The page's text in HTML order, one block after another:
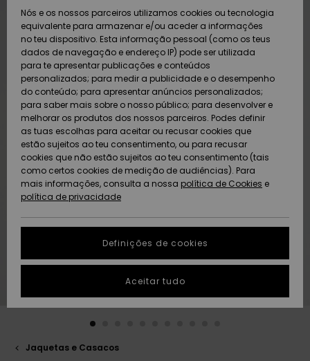
Calçado e
chinelos
Surfe/água
Snow
Artigos
recém-
chegados
Coleções
Calçado e
chinelos
Surfe/água
Neve
Artigos
recém-
chegados
Highlights
Highlights
Snow
SURF
Highlights
Community
SNOW
Criança
Snow Shop
Feminino
Highlights
Community
DUPLA
PROMO
Outlet
Mulher
AJUDA
Pagamento
Cartão
presente
Quiksilver
Freedom
Protecção de
dados
Guia de
tamanhos
conversa para
obteres a
resposta mais
SUSTAINABILITY
PRESENTE
DESEJO
Jaquetas e Casacos
Nós e os nossos parceiros utilizamos cookies ou tecnologia
equivalente para armazenar e/ou aceder a informações
no teu dispositivo. Esta informação pessoal (como os teus
dados de navegação e endereço IP) pode ser utilizada
para te apresentar publicações e conteúdos
personalizados; para medir a publicidade e o desempenho
do conteúdo; para apresentar anúncios personalizados;
para saber mais sobre o nosso público; para desenvolver e
melhorar os produtos dos nossos parceiros. Podes definir
as tuas escolhas para aceitar ou recusar cookies que
estão sujeitos ao teu consentimento, ou para recusar
cookies que não estão sujeitos ao teu consentimento (tais
como certos cookies de medição de audiências). Para
mais informações, consulta a nossa política de Cookies e
política de privacidade
Definições de cookies
Aceitar tudo